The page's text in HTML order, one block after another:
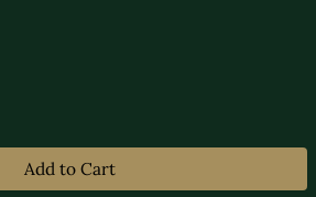
Add to Cart